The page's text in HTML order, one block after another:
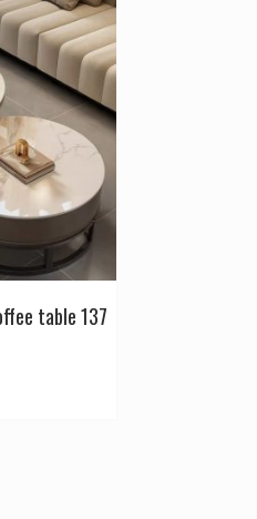
table 137